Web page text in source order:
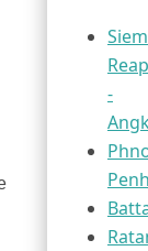
Siem
Reap
-